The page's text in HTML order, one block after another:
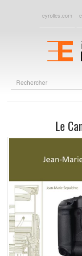
eyrolles.com
Le